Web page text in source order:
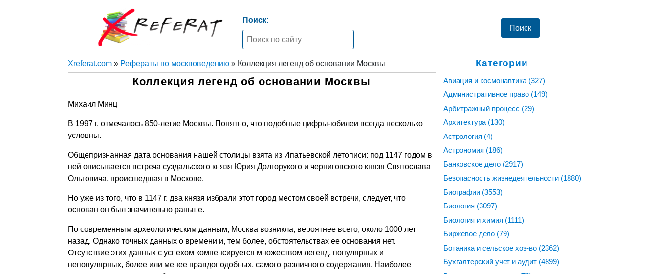
Поиск:
Xreferat.com» Рефераты по москвоведению» Коллекция легенд об основании Москвы
Коллекция легенд об основании Москвы
Михаил Минц
В 1997 г. отмечалось 850-летие Москвы. Понятно, что подобные цифры-юбилеи всегда несколько
условны.
Общепризнанная дата основания нашей столицы взята из Ипатьевской летописи: под 1147 годом в
ней описывается встреча суздальского князя Юрия Долгорукого и черниговского князя Святослава
Ольговича, происшедшая в Москове.
Но уже из того, что в 1147 г. два князя избрали этот город местом своей встречи, следует, что
основан он был значительно раньше.
По современным археологическим данным, Москва возникла, вероятнее всего, около 1000 лет
назад. Однако точных данных о времени и, тем более, обстоятельствах ее основания нет.
Отсутствие этих данных с успехом компенсируется множеством легенд, популярных и
непопулярных, более или менее правдоподобных, самого различного содержания. Наиболее
Категории
Авиация и космонавтика (327)
Административное право (149)
Арбитражный процесс (29)
Архитектура (130)
Астрология (4)
Астрономия (186)
Банковское дело (2917)
Безопасность жизнедеятельности (1880)
Биографии (3553)
Биология (3097)
Биология и химия (1111)
Биржевое дело (79)
Ботаника и сельское хоз-во (2362)
Бухгалтерский учет и аудит (4899)